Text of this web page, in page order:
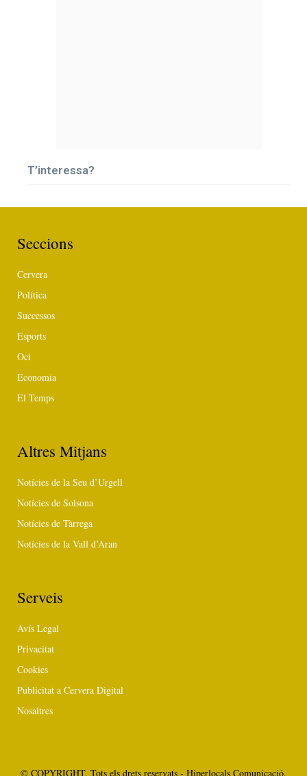
T’interessa?
Seccions
Cervera
Política
Successos
Esports
Oci
Economia
El Temps
Altres Mitjans
Notícies de la Seu d’Urgell
Notícies de Solsona
Notícies de Tàrrega
Notícies de la Vall d’Aran
Serveis
Avís Legal
Privacitat
Cookies
Publicitat a Cervera Digital
Nosaltres
© COPYRIGHT. Tots els drets reservats - Hiperlocals Comunicació.